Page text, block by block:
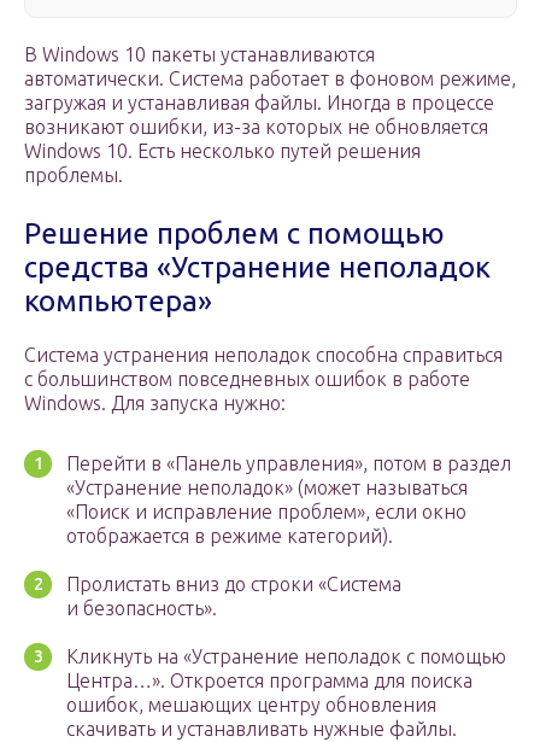
В Windows 10 пакеты устанавливаются
автоматически. Система работает в фоновом режиме,
загружая и устанавливая файлы. Иногда в процессе
возникают ошибки, из-за которых не обновляется
Windows 10. Есть несколько путей решения
проблемы.
Решение проблем с помощью
средства «Устранение неполадок
компьютера»
Система устранения неполадок способна справиться
с большинством повседневных ошибок в работе
Windows. Для запуска нужно:
Перейти в «Панель управления», потом в раздел
«Устранение неполадок» (может называться
«Поиск и исправление проблем», если окно
отображается в режиме категорий).
Пролистать вниз до строки «Система
и безопасность».
Кликнуть на «Устранение неполадок с помощью
Центра…». Откроется программа для поиска
ошибок, мешающих центру обновления
скачивать и устанавливать нужные файлы.